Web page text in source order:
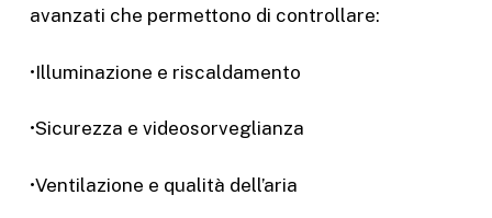
avanzati che permettono di controllare:
•Illuminazione e riscaldamento
•Sicurezza e videosorveglianza
•Ventilazione e qualità dell’aria